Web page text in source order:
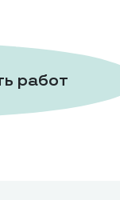
работ